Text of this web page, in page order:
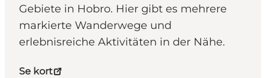
Gebiete in Hobro. Hier gibt es mehrere
markierte Wanderwege und
erlebnisreiche Aktivitäten in der Nähe.
Se kort